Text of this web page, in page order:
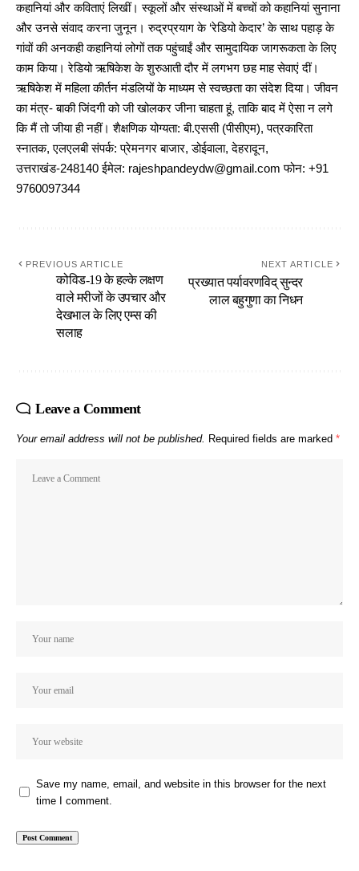
कहानियां और कविताएं लिखीं। स्कूलों और संस्थाओं में बच्चों को कहानियां सुनाना
और उनसे संवाद करना जुनून। रुद्रप्रयाग के ‘रेडियो केदार’ के साथ पहाड़ के
गांवों की अनकही कहानियां लोगों तक पहुंचाईं और सामुदायिक जागरूकता के लिए
काम किया। रेडियो ऋषिकेश के शुरुआती दौर में लगभग छह माह सेवाएं दीं।
ऋषिकेश में महिला कीर्तन मंडलियों के माध्यम से स्वच्छता का संदेश दिया। जीवन
का मंत्र- बाकी जिंदगी को जी खोलकर जीना चाहता हूं, ताकि बाद में ऐसा न लगे
कि मैं तो जीया ही नहीं। शैक्षणिक योग्यता: बी.एससी (पीसीएम), पत्रकारिता
स्नातक, एलएलबी संपर्क: प्रेमनगर बाजार, डोईवाला, देहरादून,
उत्तराखंड-248140 ईमेल: rajeshpandeydw@gmail.com फोन: +91
9760097344
PREVIOUS ARTICLE
कोविड-19 के हल्के लक्षण
वाले मरीजों के उपचार और
देखभाल के लिए एम्स की
सलाह
NEXT ARTICLE
प्रख्यात पर्यावरणविद् सुन्दर
लाल बहुगुणा का निधन
Leave a Comment
Your email address will not be published. Required fields are marked *
Save my name, email, and website in this browser for the next
time I comment.